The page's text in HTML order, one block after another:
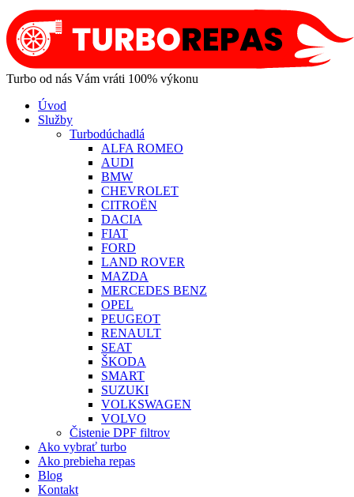
Turbo od nás Vám vráti 100% výkonu
Úvod
Služby
Turbodúchadlá
ALFA ROMEO
AUDI
BMW
CHEVROLET
CITROËN
DACIA
FIAT
FORD
LAND ROVER
MAZDA
MERCEDES BENZ
OPEL
PEUGEOT
RENAULT
SEAT
ŠKODA
SMART
SUZUKI
VOLKSWAGEN
VOLVO
Čistenie DPF filtrov
Ako vybrať turbo
Ako prebieha repas
Blog
Kontakt